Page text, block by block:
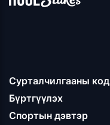
Сурталчилгааны код
Бүртгүүлэх
Спортын дэвтэр